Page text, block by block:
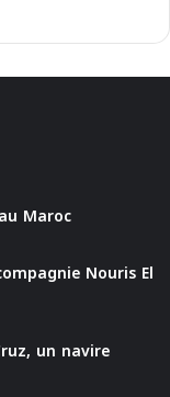
Maroc
Nouris El
un navire